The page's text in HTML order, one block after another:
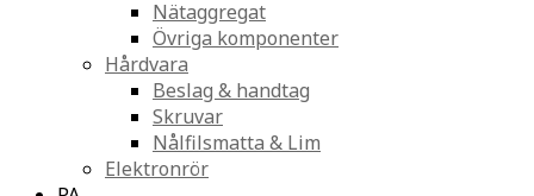
Nätaggregat
Övriga komponenter
Hårdvara
Beslag & handtag
Skruvar
Nålfilsmatta & Lim
Elektronrör